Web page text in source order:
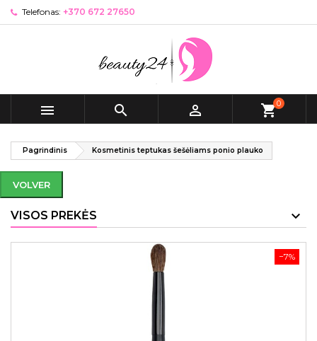
Telefonas: +370 672 27650
   shopping_cart0
Pagrindinis Kosmetinis teptukas šešėliams ponio plauko
VOLVER
VISOS PREKĖS
−7%